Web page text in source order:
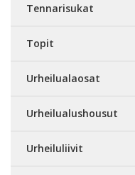
Tennarisukat
Topit
Urheilualaosat
Urheilualushousut
Urheiluliivit